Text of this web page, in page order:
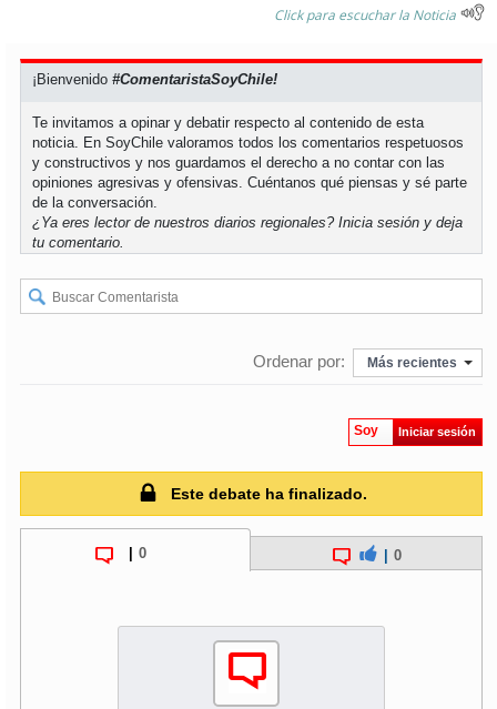
Click para escuchar la Noticia
¡Bienvenido#ComentaristaSoyChile!
Te invitamos a opinar y debatir respecto al contenido de esta
noticia. En SoyChile valoramos todos los comentarios respetuosos
y constructivos y nos guardamos el derecho a no contar con las
opiniones agresivas y ofensivas. Cuéntanos qué piensas y sé parte
de la conversación.
¿Ya eres lector de nuestros diarios regionales?Inicia sesión y deja
tu comentario.
Ordenar por: Más recientes
Soy Iniciar sesión
Este debate ha finalizado.
0 0